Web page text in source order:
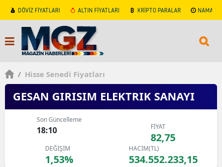
DÖVİZ FİYATLARI ALTIN FİYATLARI KRİPTO PARALAR NAMAZ
/ Hisse Senedi Fiyatları
GESAN GIRISIM ELEKTRIK SANAYI
Son Güncelleme
18:10 FİYAT
82,75
DEĞİŞİM
1,53%
HACİM(TL)
534.552.233,15